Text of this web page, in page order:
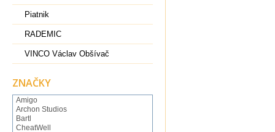
Piatnik
RADEMIC
VINCO Václav Obšívač
ZNAČKY
Amigo
Archon Studios
Bartl
CheatWell